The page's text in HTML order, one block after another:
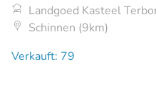
Landgoed Kasteel
Schinnen (9km)
Verkauft: 79